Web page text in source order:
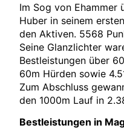
Im Sog von Ehammer
Huber in seinem
den Aktiven. 5568
Seine Glanzlichter
Bestleistungen über
60m Hürden sowie
Zum Abschluss
den 1000m Lauf in
Bestleistungen in